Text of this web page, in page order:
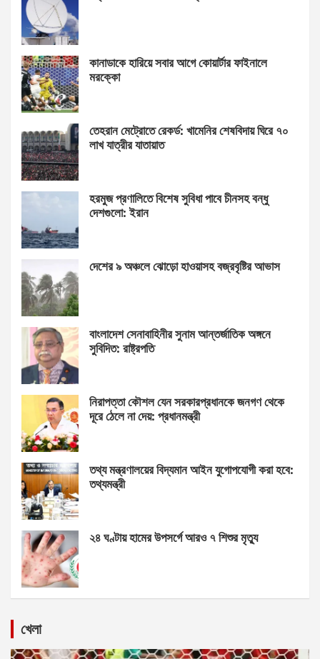
কানাডাকে হারিয়ে সবার আগে কোয়ার্টার ফাইনালে
মরক্কো
তেহরান মেট্রোতে রেকর্ড: খামেনির শেষবিদায় ঘিরে ৭০
লাখ যাত্রীর যাতায়াত
হরমুজ প্রণালিতে বিশেষ সুবিধা পাবে চীনসহ বন্ধু
দেশগুলো: ইরান
দেশের ৯ অঞ্চলে ঝোড়ো হাওয়াসহ বজ্রবৃষ্টির আভাস
বাংলাদেশ সেনাবাহিনীর সুনাম আন্তর্জাতিক অঙ্গনে
সুবিদিত: রাষ্ট্রপতি
নিরাপত্তা কৌশল যেন সরকারপ্রধানকে জনগণ থেকে
দূরে ঠেলে না দেয়: প্রধানমন্ত্রী
তথ্য মন্ত্রণালয়ের বিদ্যমান আইন যুগোপযোগী করা হবে:
তথ্যমন্ত্রী
২৪ ঘণ্টায় হামের উপসর্গে আরও ৭ শিশুর মৃত্যু
খেলা